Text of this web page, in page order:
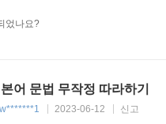
기
하고 예문을 제시했습니다.
었나요?
어 문법 무작정 따라하기
w*******1 2023-06-12 신고